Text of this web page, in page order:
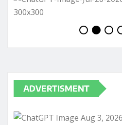
ADVERTISMENT